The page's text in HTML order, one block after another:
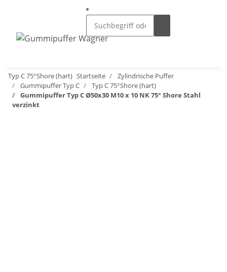
Typ C 75°Shore (hart) Startseite
Zylindrische Puffer
Gummipuffer Typ C
Typ C 75°Shore (hart)
Gummipuffer Typ C Ø50x30 M10 x 10 NK 75° Shore Stahl
verzinkt